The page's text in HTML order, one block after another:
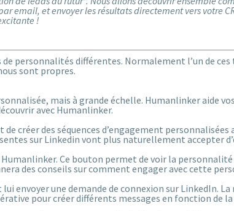
email, et envoyer les résultats directement vers votre
!
personnalités différentes. Normalement l’un de
sont propres.
mais à grande échelle. Humanlinker aide
avec Humanlinker.
créer des séquences d’engagement
sur Linkedin vont plus naturellement accepter
Ce bouton permet de voir la personnalité
des conseils sur comment engager avec cette
envoyer une demande de connexion sur LinkedIn.
pour créer différents messages en fonction de